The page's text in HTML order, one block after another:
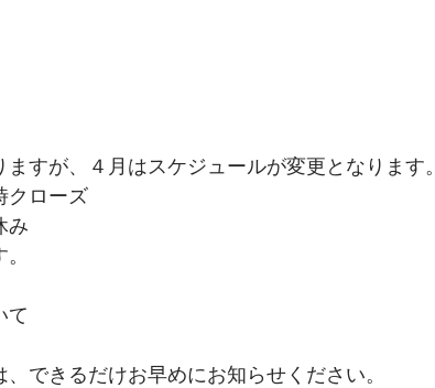
すが、４月はスケジュールが変更となります。
クローズ
み
て
できるだけお早めにお知らせください。